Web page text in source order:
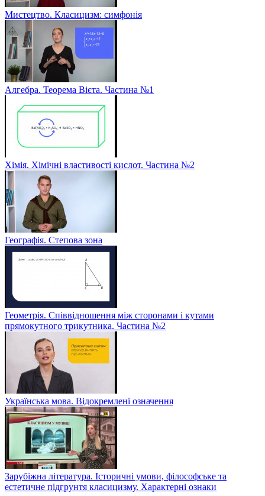
Мистецтво. Класицизм: симфонія
Алгебра. Теорема Вієта. Частина №1
Хімія. Хімічні властивості кислот. Частина №2
Географія. Степова зона
Геометрія. Співвідношення між сторонами і кутами
прямокутного трикутника. Частина №2
Українська мова. Відокремлені означення
Зарубіжна література. Історичні умови, філософське та
естетичне підгрунтя класицизму. Характерні ознаки